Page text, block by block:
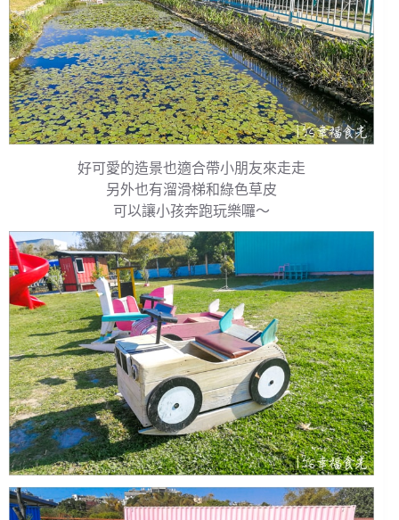
好可愛的造景也適合帶小朋友來走走
另外也有溜滑梯和綠色草皮
可以讓小孩奔跑玩樂囉～